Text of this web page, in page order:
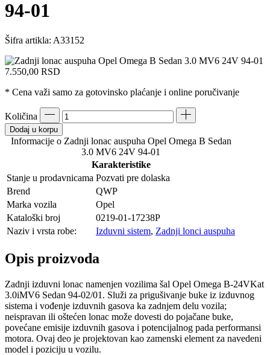
94-01
Šifra artikla: A33152
7.550,00 RSD
* Cena važi samo za gotovinsko plaćanje i online poručivanje
Količina
Dodaj u korpu
Informacije o Zadnji lonac auspuha Opel Omega B Sedan
3.0 MV6 24V 94-01
Karakteristike
Stanje u prodavnicama Pozvati pre dolaska
Brend
QWP
Marka vozila
Opel
Kataloški broj
0219-01-17238P
Naziv i vrsta robe:
Izduvni sistem, Zadnji lonci auspuha
Opis proizvoda
Zadnji izduvni lonac namenjen vozilima šal Opel Omega B-24VKat
3.0iMV6 Sedan 94-02/01. Služi za prigušivanje buke iz izduvnog
sistema i vođenje izduvnih gasova ka zadnjem delu vozila;
neispravan ili oštećen lonac može dovesti do pojačane buke,
povećane emisije izduvnih gasova i potencijalnog pada performansi
motora. Ovaj deo je projektovan kao zamenski element za navedeni
model i poziciju u vozilu.